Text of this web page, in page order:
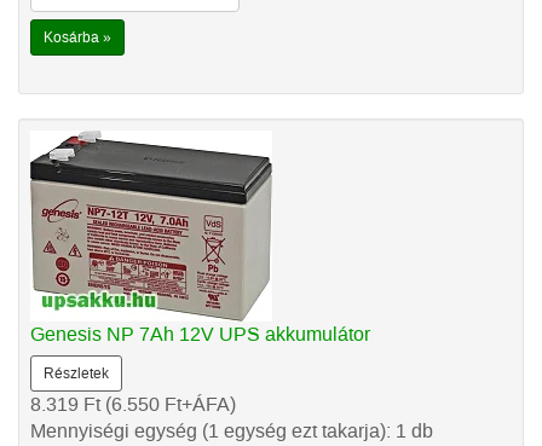
Kosárba »
Genesis NP 7Ah 12V UPS akkumulátor
Részletek
8.319 Ft(6.550 Ft+ÁFA)
Mennyiségi egység (1 egység ezt takarja): 1 db